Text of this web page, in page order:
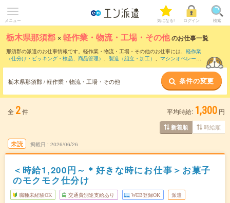
メニュー 気になる! ログイン 検索
栃木県那須郡 ×軽作業・物流・工場・その他のお仕事一覧
那須郡の派遣のお仕事情報です。軽作業・物流・工場・その他のお仕事には、 軽作業
（仕分け・ピッキング・検品、商品管理） 、 製造（組立・加工） 、 マシンオペレータ
栃木県那須郡 / 軽作業・物流・工場・その他 条件の変更
全 2件 平均時給: 1,300 円
新着順 時給順
未読 掲載日 2026/06/26
＜時給1,200円～＊好きな時にお仕事＞お菓子
のモクモク仕分け
職種未経験OK 交通費別途支給あり WEB登録OK 派遣